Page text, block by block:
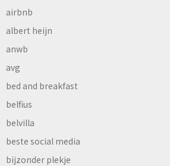
airbnb
albert heijn
anwb
avg
bed and breakfast
belfius
belvilla
beste social media
bijzonder plekje